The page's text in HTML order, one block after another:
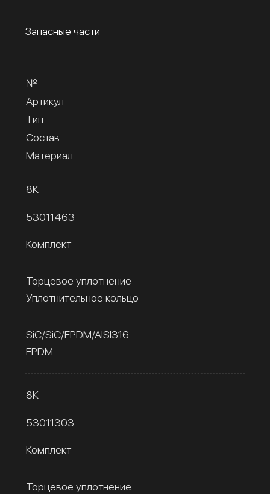
Запасные части
№
Артикул
Тип
Состав
Материал
8К
53011463
Комплект
Торцевое уплотнение
Уплотнительное кольцо
SiC/SiC/EPDM/AISI316
EPDM
8К
53011303
Комплект
Торцевое уплотнение